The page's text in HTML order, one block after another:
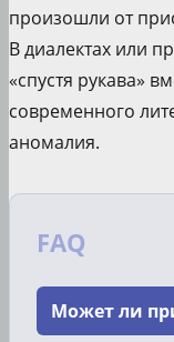
произошли от
В диалектах или
«спустя рукава»
современного
аномалия.
FAQ
Может ли